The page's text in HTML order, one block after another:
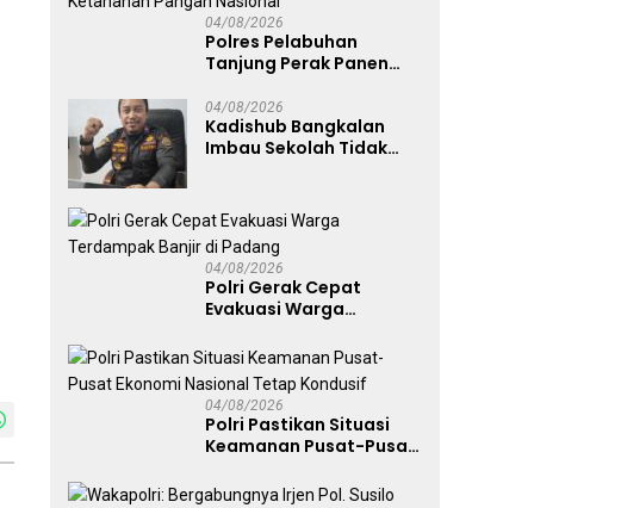
04/08/2026
Polres Pelabuhan
Tanjung Perak Panen
Wujud Nyata Dukung
Ketahanan Pangan
Nasional
04/08/2026
Kadishub Bangkalan
Imbau Sekolah Tidak
04/08/2026
Polri Gerak Cepat
Evakuasi Warga
Padang
04/08/2026
Polri Pastikan Situasi
Keamanan Pusat-Pusat
Kondusif